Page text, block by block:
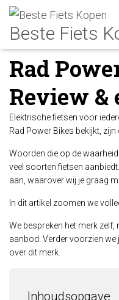
Home »Fietsen
Review & ervaringen
Rad
Review
Elektrische fietsen voor
Rad Power Bikes bekijkt,
Woorden die op de
veel soorten fietsen
aan, waarover wij je graag
In dit artikel zoomen we
We bespreken het merk
aanbod. Verder voorzien
over dit merk.
Inhoudsopgave